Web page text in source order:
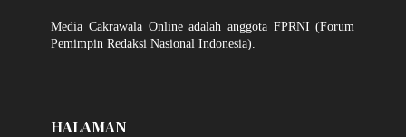
Media Cakrawala Online adalah anggota FPRNI (Forum
Pemimpin Redaksi Nasional Indonesia).
HALAMAN